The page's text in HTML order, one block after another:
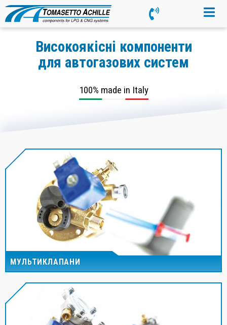
Високоякісні компоненти
для автогазових систем
100% made in Italy
МУЛЬТИКЛАПАНИ